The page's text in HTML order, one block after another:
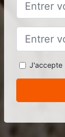
J'accepte